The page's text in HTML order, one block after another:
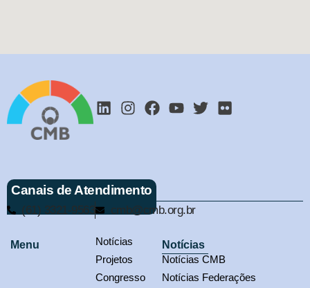
Canais de Atendimento
(61) 3321-9563 cmb@cmb.org.br
Menu
Notícias
Projetos
Congresso
Notícias
Notícias CMB
Notícias Federações